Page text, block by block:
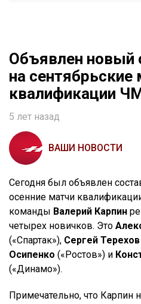
Объявлен новый
на сентябрьские
квалификации
5 лет назад
ВАШИ НОВОСТИ
Сегодня был объявлен
осенние матчи
команды Валерий Карпин
четырех новичков. Это
(«Спартак»), Сергей Терехов
Осипенко («Ростов») и
(«Динамо»).
Примечательно, что Карпин